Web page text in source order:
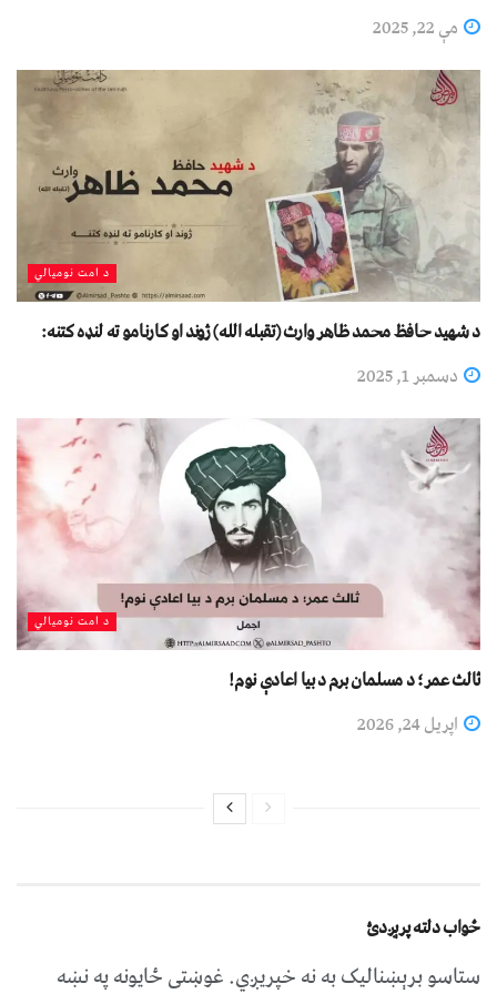
مې 22, 2025
د امت نومیالي
د شهيد حافظ محمد ظاهر وارث (تقبله الله) ژوند او کارنامو ته لنډه کتنه:
دسمبر 1, 2025
د امت نومیالي
ثالث عمر؛ د مسلمان برم د بیا اعادې نوم!
اپریل 24, 2026
ځواب دلته پرېږدئ
ستاسو برېښناليک به نه خپريږي.غوښتى ځایونه په نښه